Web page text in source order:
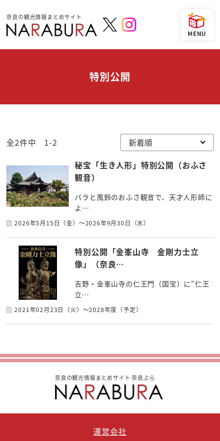
奈良の観光情報まとめサイト
特別公開
全2件中 1-2
秘宝「生き人形」特別公開（おふさ
観音）
バラと風鈴のおふさ観音で、天才人形師に
よ…
2026年5月15日（金）～2026年9月30日（水）
特別公開「金峯山寺 金剛力士立
像」（奈良…
吉野・金峯山寺の仁王門（国宝）に“仁王
立…
2021年02月23日（火）～2028年度（予定）
奈良の観光情報まとめサイト 奈良ぶら
運営会社